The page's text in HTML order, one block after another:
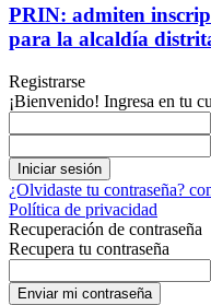
PRIN: admiten
para la alcaldía
Registrarse
¡Bienvenido! Ingresa en tu
¿Olvidaste tu contraseña?
Política de privacidad
Recuperación de contraseña
Recupera tu contraseña